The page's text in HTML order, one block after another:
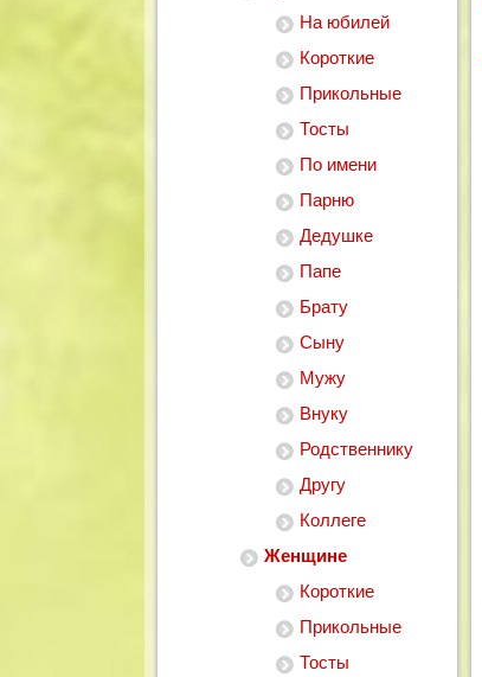
На юбилей
Короткие
Прикольные
Тосты
По имени
Парню
Дедушке
Папе
Брату
Сыну
Мужу
Внуку
Родственнику
Другу
Коллеге
Женщине
Короткие
Прикольные
Тосты